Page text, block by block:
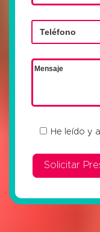
He leído y